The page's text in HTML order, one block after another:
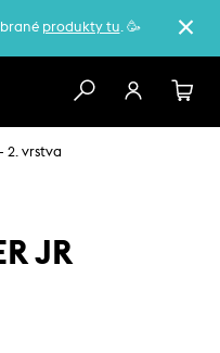
produkty tu. 🥳
2. vrstva
JR